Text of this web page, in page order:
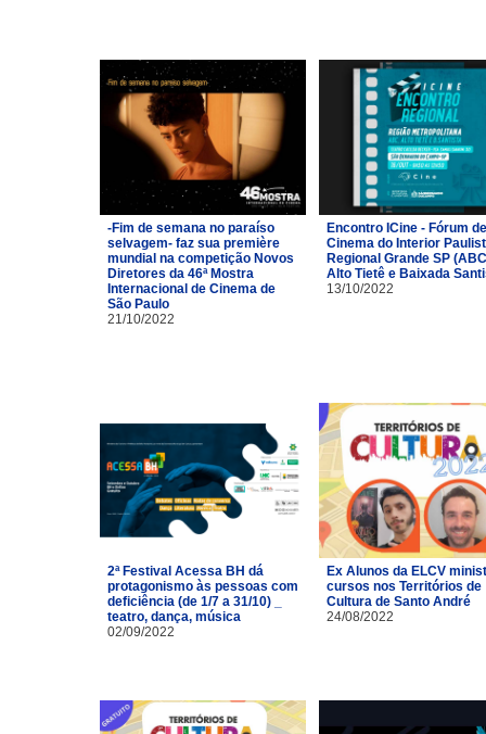
-Fim de semana no paraíso
selvagem- faz sua première
mundial na competição Novos
Diretores da 46ª Mostra
Internacional de Cinema de
São Paulo
21/10/2022
Encontro ICine - Fórum de
Cinema do Interior
Regional Grande SP
Alto Tietê e Baixada
13/10/2022
2ª Festival Acessa BH dá
protagonismo às pessoas com
deficiência (de 1/7 a 31/10) _
teatro, dança, música
02/09/2022
Ex Alunos da ELCV
cursos nos Territórios de
Cultura de Santo André
24/08/2022